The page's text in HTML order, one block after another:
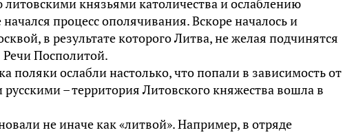
князьями католичества и ослаблению
процесс ополячивания. Вскоре началось и
в результате которого Литва, не желая подчинятся
Речи Посполитой.
поляки ослабли настолько, что попали в зависимость от
русскими – территория Литовского княжества вошла в
не иначе как «литвой». Например, в отряде